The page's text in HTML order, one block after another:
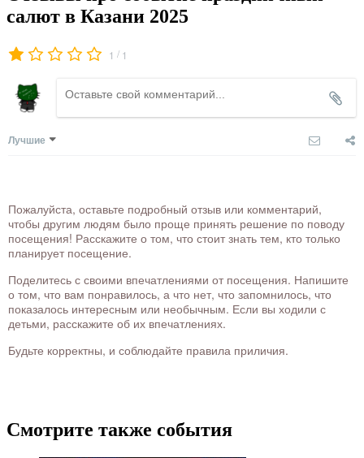
салют в Казани 2025
1 / 1
Лучшие
Пожалуйста, оставьте подробный отзыв или комментарий,
чтобы другим людям было проще принять решение по поводу
посещения! Расскажите о том, что стоит знать тем, кто только
планирует посещение.
Поделитесь с своими впечатлениями от посещения. Напишите
о том, что вам понравилось, а что нет, что запомнилось, что
показалось интересным или необычным. Если вы ходили с
детьми, расскажите об их впечатлениях.
Будьте корректны, и соблюдайте правила приличия.
Смотрите также события